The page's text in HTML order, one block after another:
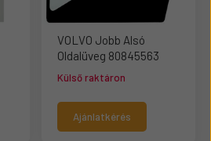
VOLVO Jobb Alsó
Oldalüveg 80845563
Külső raktáron
Ajánlatkérés